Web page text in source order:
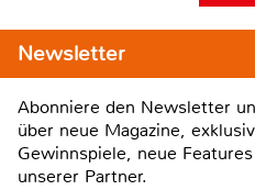
Newsletter
Abonniere den Newsletter
über neue Magazine,
Gewinnspiele, neue
unserer Partner.